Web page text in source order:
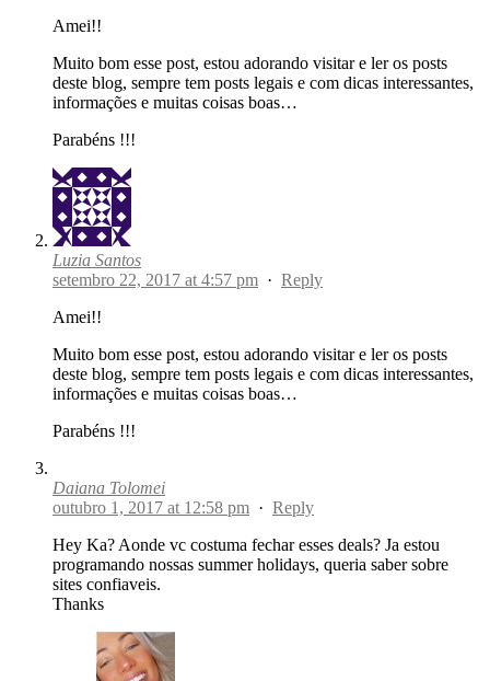
Amei!!
Muito bom esse post, estou adorando visitar e ler os posts
deste blog, sempre tem posts legais e com dicas interessantes,
informações e muitas coisas boas…
Parabéns !!!
Luzia Santos
setembro 22, 2017 at 4:57 pm · Reply
Amei!!
Muito bom esse post, estou adorando visitar e ler os posts
deste blog, sempre tem posts legais e com dicas interessantes,
informações e muitas coisas boas…
Parabéns !!!
Daiana Tolomei
outubro 1, 2017 at 12:58 pm · Reply
Hey Ka? Aonde vc costuma fechar esses deals? Ja estou
programando nossas summer holidays, queria saber sobre
sites confiaveis.
Thanks